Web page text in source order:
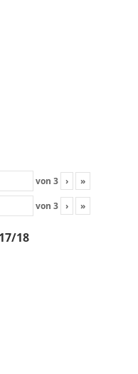
von 3 › »
von 3 › »
18